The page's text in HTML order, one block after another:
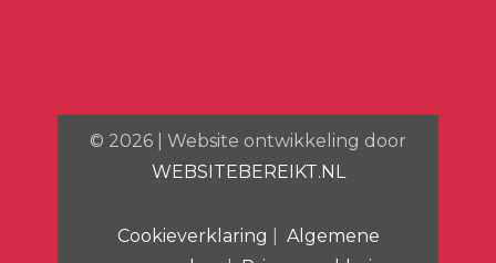
© 2026 | Website ontwikkeling door
WEBSITEBEREIKT.NL
Cookieverklaring
Algemene